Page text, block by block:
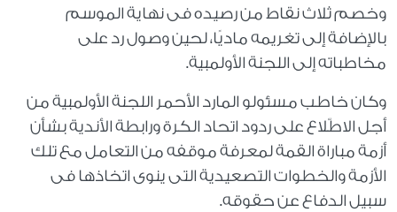
وخصم ثلاث نقاط من رصيده فى نهاية الموسم
بالإضافة إلى تغريمه ماديًا، لحين وصول رد على
مخاطباته إلى اللجنة الأولمبية.
وكان خاطب مسئولو المارد الأحمر اللجنة الأولمبية من
أجل الاطّلاع على ردود اتحاد الكرة ورابطة الأندية بشأن
أزمة مباراة القمة لمعرفة موقفه من التعامل مع تلك
الأزمة والخطوات التصعيدية التى ينوى اتخاذها فى
سبيل الدفاع عن حقوقه.